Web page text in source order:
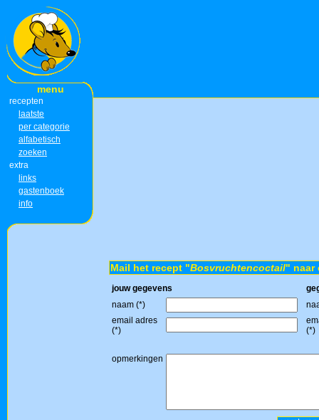
menu
recepten
laatste
per categorie
alfabetisch
zoeken
extra
links
gastenboek
info
Mail het recept "Bosvruchtencoctail" naar
jouw gegevens
naam (*)
email adres
(*)
(*)
opmerkingen